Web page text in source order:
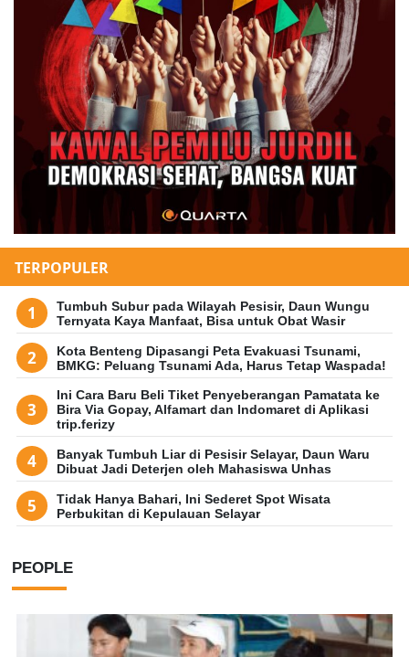
TERPOPULER
Tumbuh Subur pada Wilayah Pesisir, Daun Wungu
Ternyata Kaya Manfaat, Bisa untuk Obat Wasir
Kota Benteng Dipasangi Peta Evakuasi Tsunami,
BMKG: Peluang Tsunami Ada, Harus Tetap Waspada!
Ini Cara Baru Beli Tiket Penyeberangan Pamatata ke
Bira Via Gopay, Alfamart dan Indomaret di Aplikasi
trip.ferizy
Banyak Tumbuh Liar di Pesisir Selayar, Daun Waru
Dibuat Jadi Deterjen oleh Mahasiswa Unhas
Tidak Hanya Bahari, Ini Sederet Spot Wisata
Perbukitan di Kepulauan Selayar
PEOPLE